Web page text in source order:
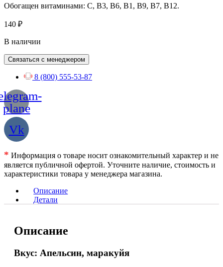
Обогащен витаминами: C, B3, B6, B1, B9, B7, B12.
140 ₽
В наличии
Связаться с менеджером
8 (800) 555-53-87
plane
Vk
* Информация о товаре носит ознакомительный характер и не
является публичной офертой. Уточните наличие, стоимость и
характеристики товара у менеджера магазина.
Описание
Детали
Описание
Вкус: Апельсин, маракуйя